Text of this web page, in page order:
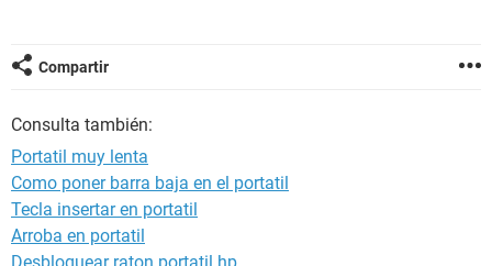
Compartir
Consulta también:
Portatil muy lenta
Como poner barra baja en el portatil
Tecla insertar en portatil
Arroba en portatil